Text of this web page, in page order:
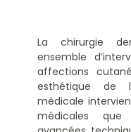
La chirurgie
ensemble
affections
esthétique de
médicale
médicales que